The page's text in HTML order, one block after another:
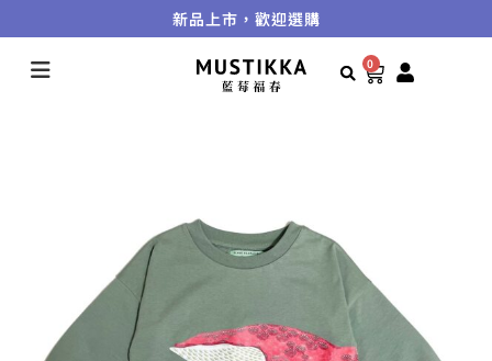
新品上市，歡迎選購
0